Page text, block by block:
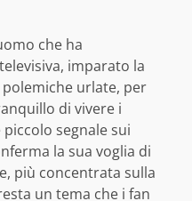
che ha
imparato la
urlate, per
di vivere i
segnale sui
la sua voglia di
più concentrata sulla
un tema che i fan